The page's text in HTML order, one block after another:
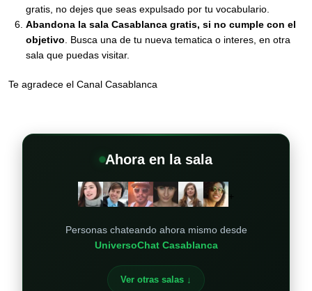
gratis, no dejes que seas expulsado por tu vocabulario.
Abandona la sala Casablanca gratis, si no cumple con el
objetivo . Busca una de tu nueva tematica o interes, en otra
sala que puedas visitar.
Te agradece el Canal Casablanca
Ahora en la sala
Personas chateando ahora mismo desde
UniversoChat Casablanca
Ver otras salas ↓